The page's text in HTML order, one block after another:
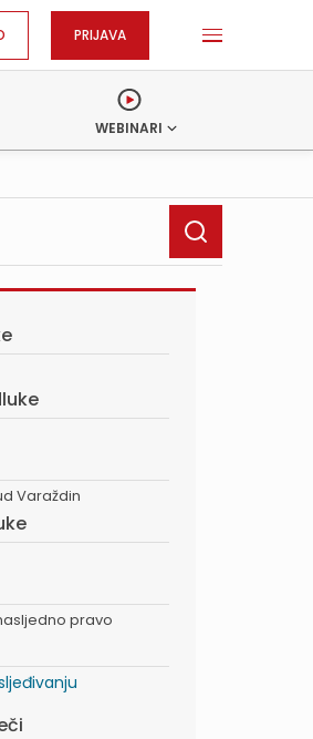
PRIJAVA
WEBINARI
Varaždin
pravo